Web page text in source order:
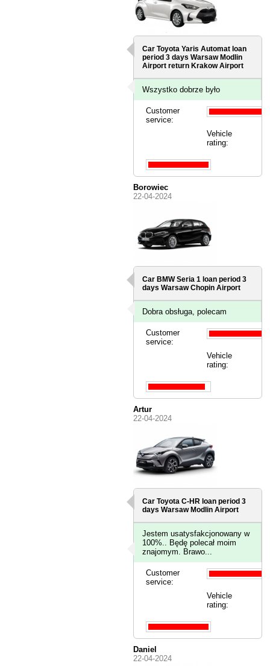
Car Toyota Yaris Automat loan
period 3 daysWarsaw Modlin
Airport return Krakow Airport
Wszystko dobrze było
Customer
service:
Vehicle
rating:
Borowiec
22-04-2024
Car BMW Seria 1 loan period 3
daysWarsaw Chopin Airport
Dobra obsługa, polecam
Customer
service:
Vehicle
rating:
Artur
22-04-2024
Car Toyota C-HR loan period 3
daysWarsaw Modlin Airport
Jestem usatysfakcjonowany w
100%.. Będę polecał moim
znajomym. Brawo...
Customer
service:
Vehicle
rating:
Daniel
22-04-2024